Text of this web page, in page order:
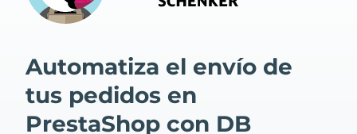
Automatiza el envío de
tus pedidos en
PrestaShop con DB